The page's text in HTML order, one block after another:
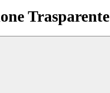
Trasparente